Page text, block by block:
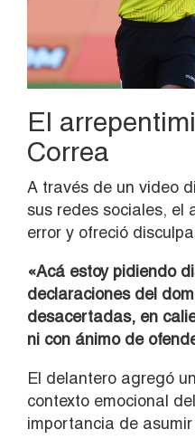
El
Correa
A través de un video
sus redes sociales, el
error y ofreció
«Acá estoy pidiendo
declaraciones del
desacertadas, en
ni con ánimo de
El delantero agregó
contexto emocional
importancia de